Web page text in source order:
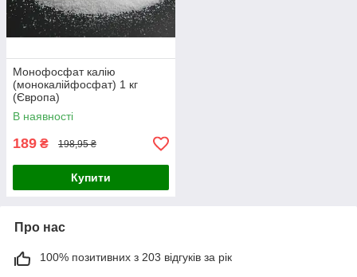
Монофосфат калію
(монокалійфосфат) 1 кг
(Європа)
В наявності
189 ₴ 198,95 ₴
Купити
Про нас
100% позитивних з 203 відгуків за рік